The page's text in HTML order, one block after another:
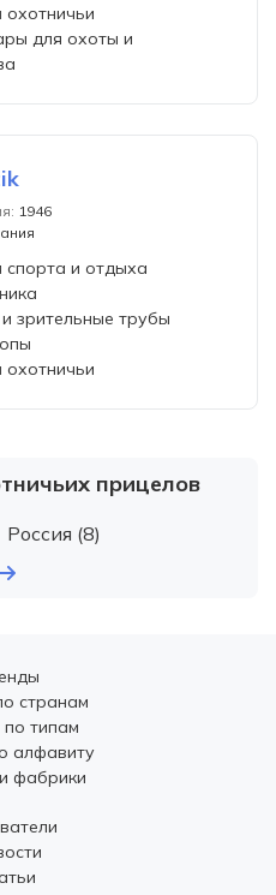
для охоты и
1946
и отдыха
зрительные трубы
прицелов
Россия (8)
странам
типам
алфавиту
фабрики